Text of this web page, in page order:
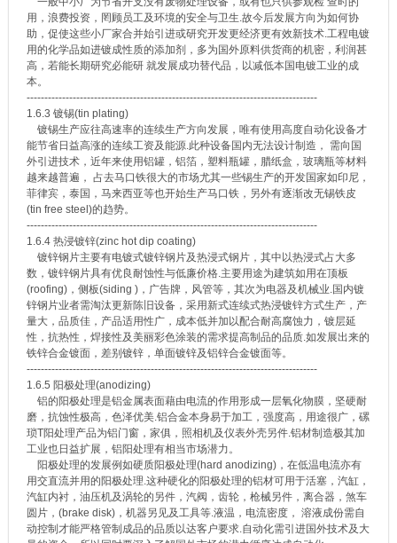
用，浪费投资，罔顾员工及环境的安全与卫生.故今后发展方向为如何协
助，促使这些小厂家合并始引进或研究开发更经济更有效新技术.工程电镀
用的化学品如进镀成性质的添加剂，多为国外原料供货商的机密，利润甚
高，若能长期研究必能研 就发展成功替代品，以减低本国电镀工业的成
本。
----------------------------------------------------------------------------------
1.6.3 镀锡(tin plating)
镀锡生产应往高速率的连续生产方向发展，唯有使用高度自动化设备才
能节省日益高涨的连续工资及能源.此种设备国内无法设计制造， 需向国
外引进技术，近年来使用铝罐，铝箔，塑料瓶罐，腊纸盒，玻璃瓶等材料
越来越普遍， 占去马口铁很大的市场尤其一些锡生产的开发国家如印尼，
菲律宾，泰国，马来西亚等也开始生产马口铁，另外有逐渐改无锡铁皮
(tin free steel)的趋势。
----------------------------------------------------------------------------------
1.6.4 热浸镀锌(zinc hot dip coating)
镀锌钢片主要有电镀式镀锌钢片及热浸式钢片，其中以热浸式占大多
数，镀锌钢片具有优良耐蚀性与低廉价格.主要用途为建筑如用在顶板
(roofing)，侧板(siding )，广告牌，风管等，其次为电器及机械业.国内镀
锌钢片业者需淘汰更新陈旧设备，采用新式连续式热浸镀锌方式生产，产
量大，品质佳，产品适用性广，成本低并加以配合耐高腐蚀力，镀层延
性，抗热性，焊接性及美丽彩色涂装的需求提高制品的品质.如发展出来的
铁锌合金镀面，差别镀锌，单面镀锌及铝锌合金镀面等。
----------------------------------------------------------------------------------
1.6.5 阳极处理(anodizing)
铝的阳极处理是铝金属表面藉由电流的作用形成一层氧化物膜，坚硬耐
磨，抗蚀性极高，色泽优美.铝合金本身易于加工，强度高，用途很广，磥
琐T阳处理产品为铝门窗，家俱，照相机及仪表外壳另件.铝材制造极其加
工业也日益扩展，铝阳处理有相当市场潜力。
阳极处理的发展例如硬质阳极处理(hard anodizing)，在低温电流亦有
用交直流并用的阳极处理.这种硬化的阳极处理的铝材可用于活塞，汽缸，
汽缸内衬，油压机及涡轮的另件，汽阀，齿轮，枪械另件，离合器，煞车
圆片，(brake disk)，机器另见及工具等.液温，电流密度， 溶液成份需自
动控制才能严格管制成品的品质以达客户要求.自动化需引进国外技术及大